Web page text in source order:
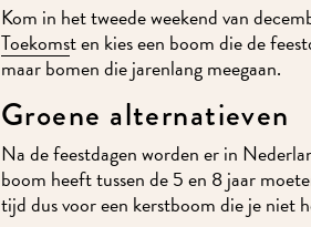
Kom in het tweede weekend van
Toekomst en kies een boom die de
maar bomen die jarenlang meegaan.
Groene alternatieven
Na de feestdagen worden er in
boom heeft tussen de 5 en 8 jaar
tijd dus voor een kerstboom die je niet